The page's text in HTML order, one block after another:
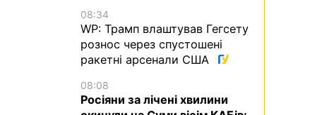
08:34
WP: Трамп влаштував Гегсету
рознос через спустошені
ракетні арсенали США
08:08
Росіяни за лічені хвилини